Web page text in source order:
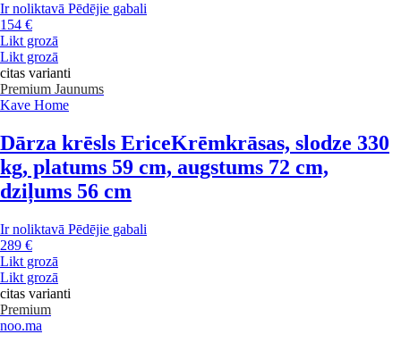
Ir noliktavā Pēdējie gabali
154 €
Likt grozā
Likt grozā
citas varianti
Premium Jaunums
Kave Home
Dārza krēsls EriceKrēmkrāsas, slodze 330
kg, platums 59 cm, augstums 72 cm,
dziļums 56 cm
Ir noliktavā Pēdējie gabali
289 €
Likt grozā
Likt grozā
citas varianti
Premium
noo.ma